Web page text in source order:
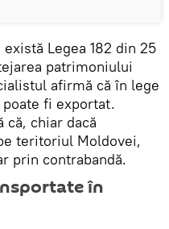
Legea 182 din 25
patrimoniului
afirmă că în lege
fi exportat.
că, chiar dacă
teritoriul Moldovei,
prin contrabandă.
în